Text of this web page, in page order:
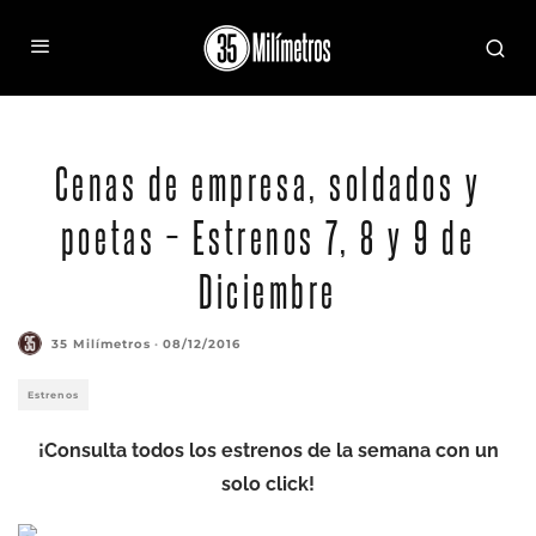
Cenas de empresa, soldados y
poetas – Estrenos 7, 8 y 9 de
Diciembre
35 Milímetros · 08/12/2016
Estrenos
¡Consulta todos los estrenos de la semana con un
solo click!